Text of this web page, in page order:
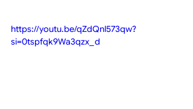
https://youtu.be/qZdQnl573qw?
si=0tspfqk9Wa3qzx_d